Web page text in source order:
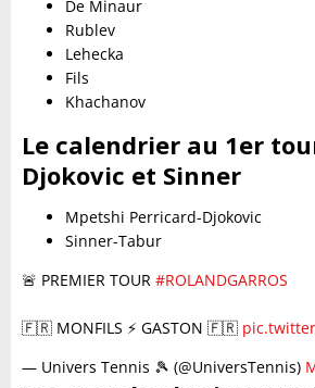
De Minaur
Rublev
Lehecka
Fils
Khachanov
Le calendrier au 1er
Djokovic et Sinner
Mpetshi Perricard-Djokovic
Sinner-Tabur
🚨 PREMIER TOUR #ROLANDGARROS
🇫🇷 MONFILS ⚡️ GASTON 🇫🇷
— Univers Tennis 🎾 (@UniversTennis)